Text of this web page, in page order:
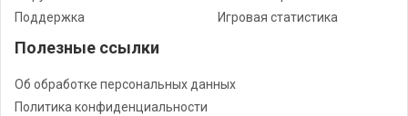
Поддержка
Игровая статистика
Полезные ссылки
Об обработке персональных данных
Политика конфиденциальности